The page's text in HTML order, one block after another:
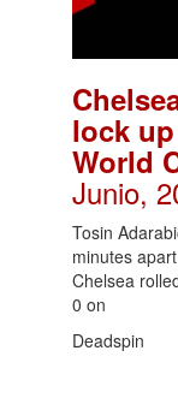
lock
World
Junio,
Tosin
minutes
Chelsea
0 on
Deadspin